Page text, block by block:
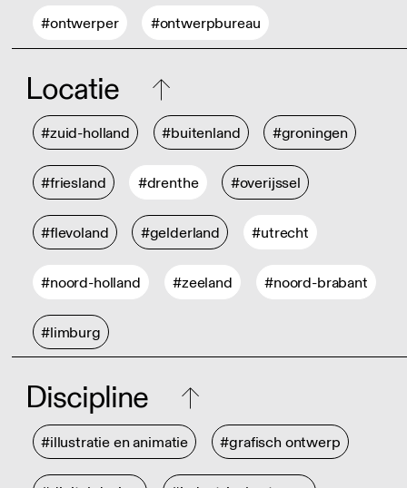
#ontwerper #ontwerpbureau
Locatie
#zuid-holland #buitenland #groningen
#friesland #drenthe #overijssel
#flevoland #gelderland #utrecht
#noord-holland #zeeland #noord-brabant
#limburg
Discipline
#illustratie en animatie #grafisch ontwerp